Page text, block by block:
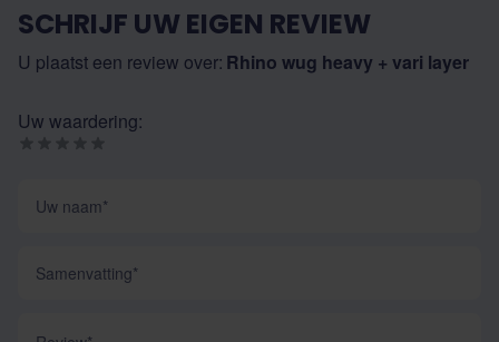
SCHRIJF UW EIGEN REVIEW
U plaatst een review over: Rhino wug heavy + vari layer
Uw waardering: